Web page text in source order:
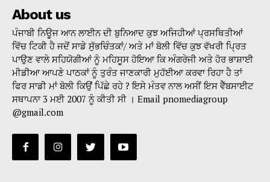
About us
ਪੰਜਾਬੀ ਨਿਊਜ ਆਨ ਲਾਈਨ ਦੀ ਬੁਨਿਆਦ ਕੁਝ ਅਜਿਹੀਆਂ ਪ੍ਰਸਥਿਤੀਆਂ
ਵਿੱਚ ਟਿਕੀ ਹੈ ਜਦੋਂ ਸਾਡੇ ਸੁੱਭਚਿੰਤਕਾਂ/ ਅਤੇ ਮਾਂ ਬੋਲੀ ਵਿੱਚ ਕੁਝ ਵੱਖਰੀ ਪ੍ਰਿਤ
ਪਾਉਣ ਵਾਲੇ ਸਹਿਯੋਗੀਆਂ ਨੂੰ ਮਹਿਸੂਸ ਹੋਇਆ ਕਿ ਅੰਗਰੇਜੀ ਅਤੇ ਹੋਰ ਭਾਸ਼ਾਈ
ਮੀਡੀਆ ਆਪਣੇ ਪਾਠਕਾਂ ਨੂੰ ਤੁਰੰਤ ਜਾਣਕਾਰੀ ਮੁਹੱਈਆ ਕਰਵਾ ਰਿਹਾ ਹੈ ਤਾਂ
ਫਿਰ ਸਾਡੀ ਮਾਂ ਬੋਲੀ ਕਿਉਂ ਪਿੱਛੇ ਰਹੇ ? ਇਸੇ ਮੰਤਵ ਨਾਲ ਅਸੀਂ ਇਸ ਵੈੱਬਸਾਈਟ
ਸਥਾਪਨਾ 3 ਮਈ 2007 ਨੂੰ ਕੀਤੀ ਸੀ । Email pnomediagroup
@gmail.com